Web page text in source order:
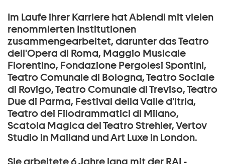
Im Laufe ihrer Karriere hat Abiendi mit vielen
renommierten Institutionen
zusammengearbeitet, darunter das Teatro
dell'Opera di Roma, Maggio Musicale
Fiorentino, Fondazione Pergolesi Spontini,
Teatro Comunale di Bologna, Teatro Sociale
di Rovigo, Teatro Comunale di Treviso, Teatro
Due di Parma, Festival della Valle d'itria,
Teatro dei Filodrammatici di Milano,
Scatola Magica del Teatro Strehler, Vertov
Studio in Mailand und Art Luxe in London.